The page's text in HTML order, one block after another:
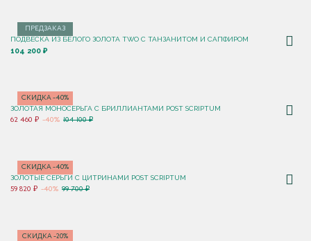
ПРЕДЗАКАЗ
ПОДВЕСКА ИЗ БЕЛОГО ЗОЛОТА TWO С ТАНЗАНИТОМ И САПФИРОМ
104 200 ₽
СКИДКА -40%
ЗОЛОТАЯ МОНОСЕРЬГА С БРИЛЛИАНТАМИ POST SCRIPTUM
62 460 ₽ -40% 104 100 ₽
СКИДКА -40%
ЗОЛОТЫЕ СЕРЬГИ С ЦИТРИНАМИ POST SCRIPTUM
59 820 ₽ -40% 99 700 ₽
СКИДКА -20%